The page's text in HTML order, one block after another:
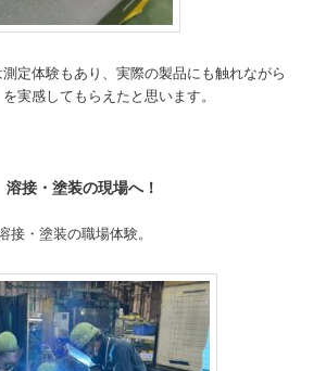
定体験もあり、実際の製品にも触れながら
実感してもらえたと思います。
接・塗装の現場へ！
・塗装の職場体験。